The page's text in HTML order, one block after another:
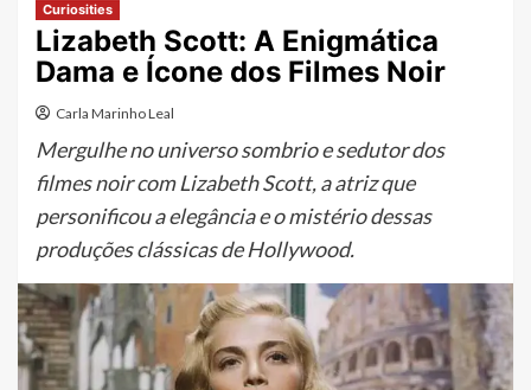
Curiosities
Lizabeth Scott: A Enigmática
Dama e Ícone dos Filmes Noir
Carla Marinho Leal
Mergulhe no universo sombrio e sedutor dos
filmes noir com Lizabeth Scott, a atriz que
personificou a elegância e o mistério dessas
produções clássicas de Hollywood.